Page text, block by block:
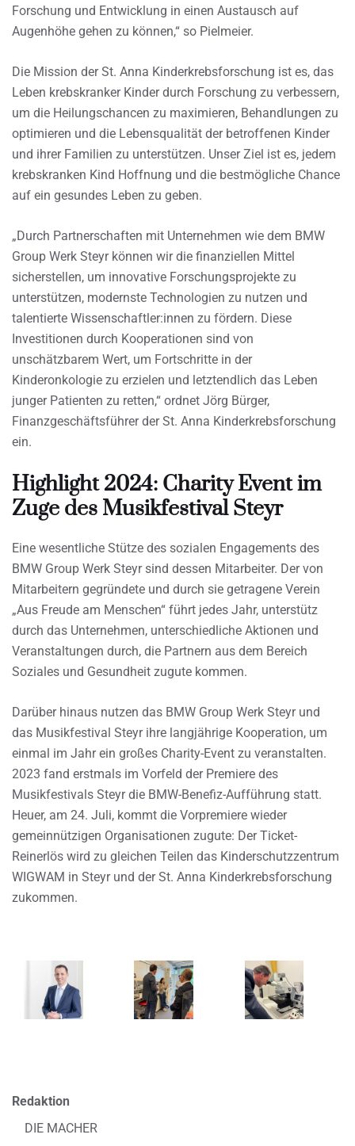
Forschung und Entwicklung in einen Austausch auf
Augenhöhe gehen zu können,“ so Pielmeier.
Die Mission der St. Anna Kinderkrebsforschung ist es, das
Leben krebskranker Kinder durch Forschung zu verbessern,
um die Heilungschancen zu maximieren, Behandlungen zu
optimieren und die Lebensqualität der betroffenen Kinder
und ihrer Familien zu unterstützen. Unser Ziel ist es, jedem
krebskranken Kind Hoffnung und die bestmögliche Chance
auf ein gesundes Leben zu geben.
„Durch Partnerschaften mit Unternehmen wie dem BMW
Group Werk Steyr können wir die finanziellen Mittel
sicherstellen, um innovative Forschungsprojekte zu
unterstützen, modernste Technologien zu nutzen und
talentierte Wissenschaftler:innen zu fördern. Diese
Investitionen durch Kooperationen sind von
unschätzbarem Wert, um Fortschritte in der
Kinderonkologie zu erzielen und letztendlich das Leben
junger Patienten zu retten,“ ordnet Jörg Bürger,
Finanzgeschäftsführer der St. Anna Kinderkrebsforschung
ein.
Highlight 2024: Charity Event im
Zuge des Musikfestival Steyr
Eine wesentliche Stütze des sozialen Engagements des
BMW Group Werk Steyr sind dessen Mitarbeiter. Der von
Mitarbeitern gegründete und durch sie getragene Verein
„Aus Freude am Menschen“ führt jedes Jahr, unterstütz
durch das Unternehmen, unterschiedliche Aktionen und
Veranstaltungen durch, die Partnern aus dem Bereich
Soziales und Gesundheit zugute kommen.
Darüber hinaus nutzen das BMW Group Werk Steyr und
das Musikfestival Steyr ihre langjährige Kooperation, um
einmal im Jahr ein großes Charity-Event zu veranstalten.
2023 fand erstmals im Vorfeld der Premiere des
Musikfestivals Steyr die BMW-Benefiz-Aufführung statt.
Heuer, am 24. Juli, kommt die Vorpremiere wieder
gemeinnützigen Organisationen zugute: Der Ticket-
Reinerlös wird zu gleichen Teilen das Kinderschutzzentrum
WIGWAM in Steyr und der St. Anna Kinderkrebsforschung
zukommen.
Redaktion
DIE MACHER